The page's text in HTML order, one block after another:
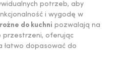
potrzeb, aby
i wygodę w
do kuchni pozwalają na
przestrzeni, oferując
łatwo dopasować do